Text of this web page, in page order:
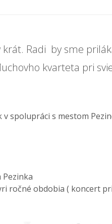
Radi by sme
kvarteta pri
spolupráci s mestom
Pezinka
ročné obdobia ( koncert